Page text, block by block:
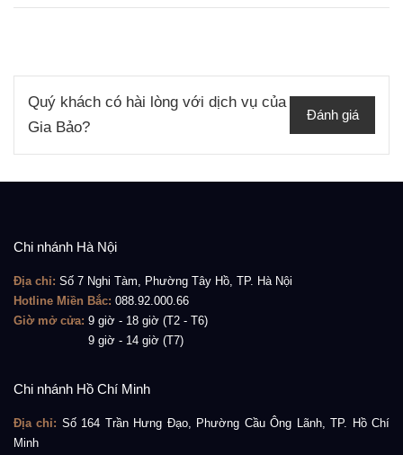
Quý khách có hài lòng với dịch vụ của
Gia Bảo?
Đánh giá
Chi nhánh Hà Nội
Địa chỉ: Số 7 Nghi Tàm, Phường Tây Hồ, TP. Hà Nội
Hotline Miền Bắc: 088.92.000.66
Giờ mở cửa: 9 giờ - 18 giờ (T2 - T6)
9 giờ - 14 giờ (T7)
Chi nhánh Hồ Chí Minh
Địa chỉ: Số 164 Trần Hưng Đạo, Phường Cầu Ông Lãnh, TP. Hồ Chí
Minh